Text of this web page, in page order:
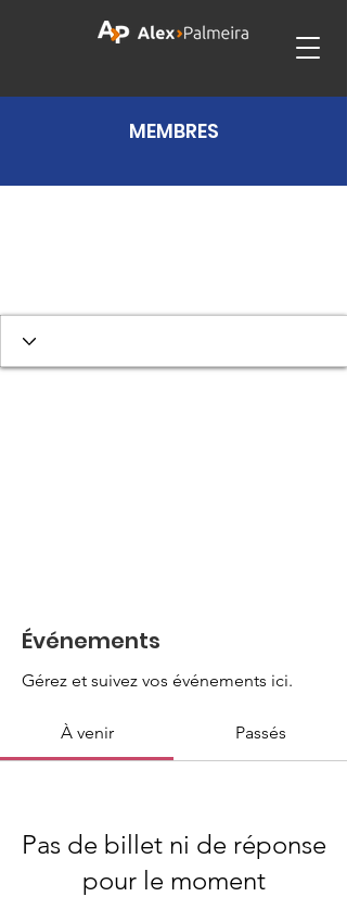
MEMBRES
Événements
Gérez et suivez vos événements ici.
À venir Passés
Pas de billet ni de réponse
pour le moment